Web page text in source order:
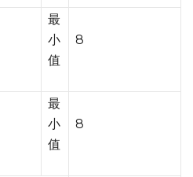
最
小
值
8
最
小
值
8